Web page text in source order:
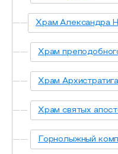
Храм Александра
Храм
Храм
Храм святых
Горнолыжный